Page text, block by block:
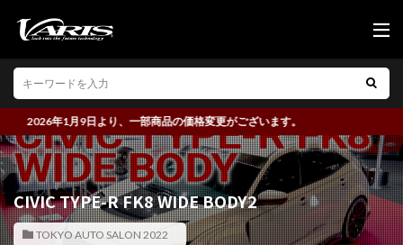
2026年1月9日より、一部商品の価格変更がございます。
CIVIC TYPE-R FK8 WIDE BODY2
TOKYO AUTO SALON 2022